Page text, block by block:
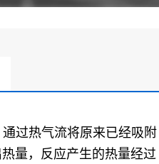
过热气流将原来已经吸附
量，反应产生的热量经过